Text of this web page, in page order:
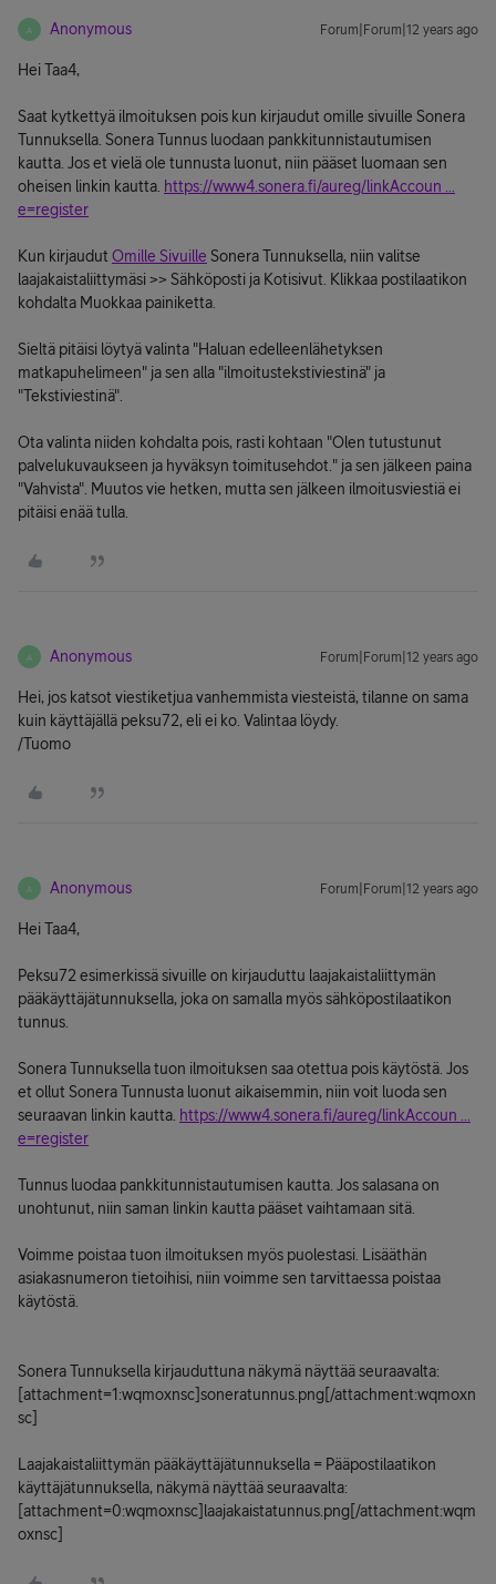
A Anonymous Forum|Forum|12 years ago
Hei Taa4,
Saat kytkettyä ilmoituksen pois kun kirjaudut omille sivuille Sonera
Tunnuksella. Sonera Tunnus luodaan pankkitunnistautumisen
kautta. Jos et vielä ole tunnusta luonut, niin pääset luomaan sen
oheisen linkin kautta. https://www4.sonera.fi/aureg/linkAccoun ...
e=register
Kun kirjaudut Omille Sivuille Sonera Tunnuksella, niin valitse
laajakaistaliittymäsi >> Sähköposti ja Kotisivut. Klikkaa postilaatikon
kohdalta Muokkaa painiketta.
Sieltä pitäisi löytyä valinta "Haluan edelleenlähetyksen
matkapuhelimeen" ja sen alla "ilmoitustekstiviestinä" ja
"Tekstiviestinä".
Ota valinta niiden kohdalta pois, rasti kohtaan "Olen tutustunut
palvelukuvaukseen ja hyväksyn toimitusehdot." ja sen jälkeen paina
"Vahvista". Muutos vie hetken, mutta sen jälkeen ilmoitusviestiä ei
pitäisi enää tulla.
A Anonymous Forum|Forum|12 years ago
Hei, jos katsot viestiketjua vanhemmista viesteistä, tilanne on sama
kuin käyttäjällä peksu72, eli ei ko. Valintaa löydy.
/Tuomo
A Anonymous Forum|Forum|12 years ago
Hei Taa4,
Peksu72 esimerkissä sivuille on kirjauduttu laajakaistaliittymän
pääkäyttäjätunnuksella, joka on samalla myös sähköpostilaatikon
tunnus.
Sonera Tunnuksella tuon ilmoituksen saa otettua pois käytöstä. Jos
et ollut Sonera Tunnusta luonut aikaisemmin, niin voit luoda sen
seuraavan linkin kautta. https://www4.sonera.fi/aureg/linkAccoun ...
e=register
Tunnus luodaa pankkitunnistautumisen kautta. Jos salasana on
unohtunut, niin saman linkin kautta pääset vaihtamaan sitä.
Voimme poistaa tuon ilmoituksen myös puolestasi. Lisääthän
asiakasnumeron tietoihisi, niin voimme sen tarvittaessa poistaa
käytöstä.
Sonera Tunnuksella kirjauduttuna näkymä näyttää seuraavalta:
[attachment=1:wqmoxnsc] soneratunnus.png [/attachment:wqmoxn
sc]
Laajakaistaliittymän pääkäyttäjätunnuksella = Pääpostilaatikon
käyttäjätunnuksella, näkymä näyttää seuraavalta:
[attachment=0:wqmoxnsc] laajakaistatunnus.png [/attachment:wqm
oxnsc]